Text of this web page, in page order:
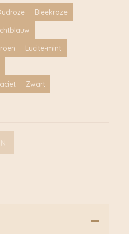
Bleekroze
Lucite-mint
Zwart